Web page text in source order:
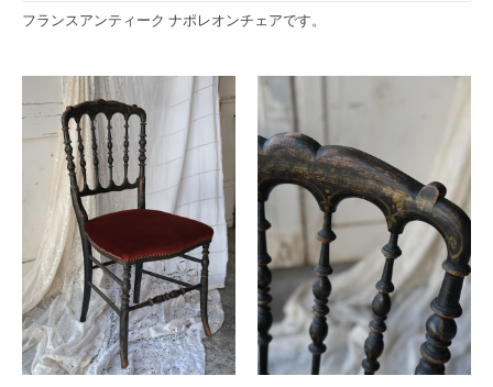
フランスアンティーク ナポレオンチェアです。